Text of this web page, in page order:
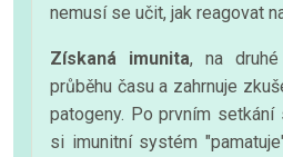
nemusí se učit, jak reagovat
Získaná imunita, na
průběhu času a zahrnuje
patogeny. Po prvním setkání
si imunitní systém